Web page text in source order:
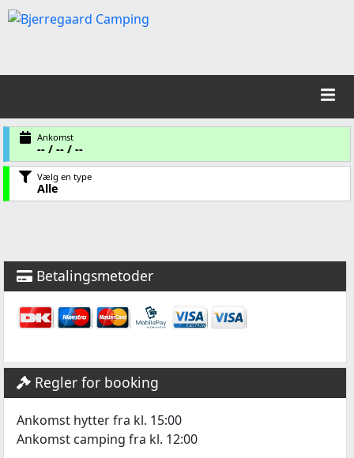
Ankomst
-- / -- / --
Vælg en type
Alle
Betalingsmetoder
Regler for booking
Ankomst hytter fra kl. 15:00
Ankomst camping fra kl. 12:00